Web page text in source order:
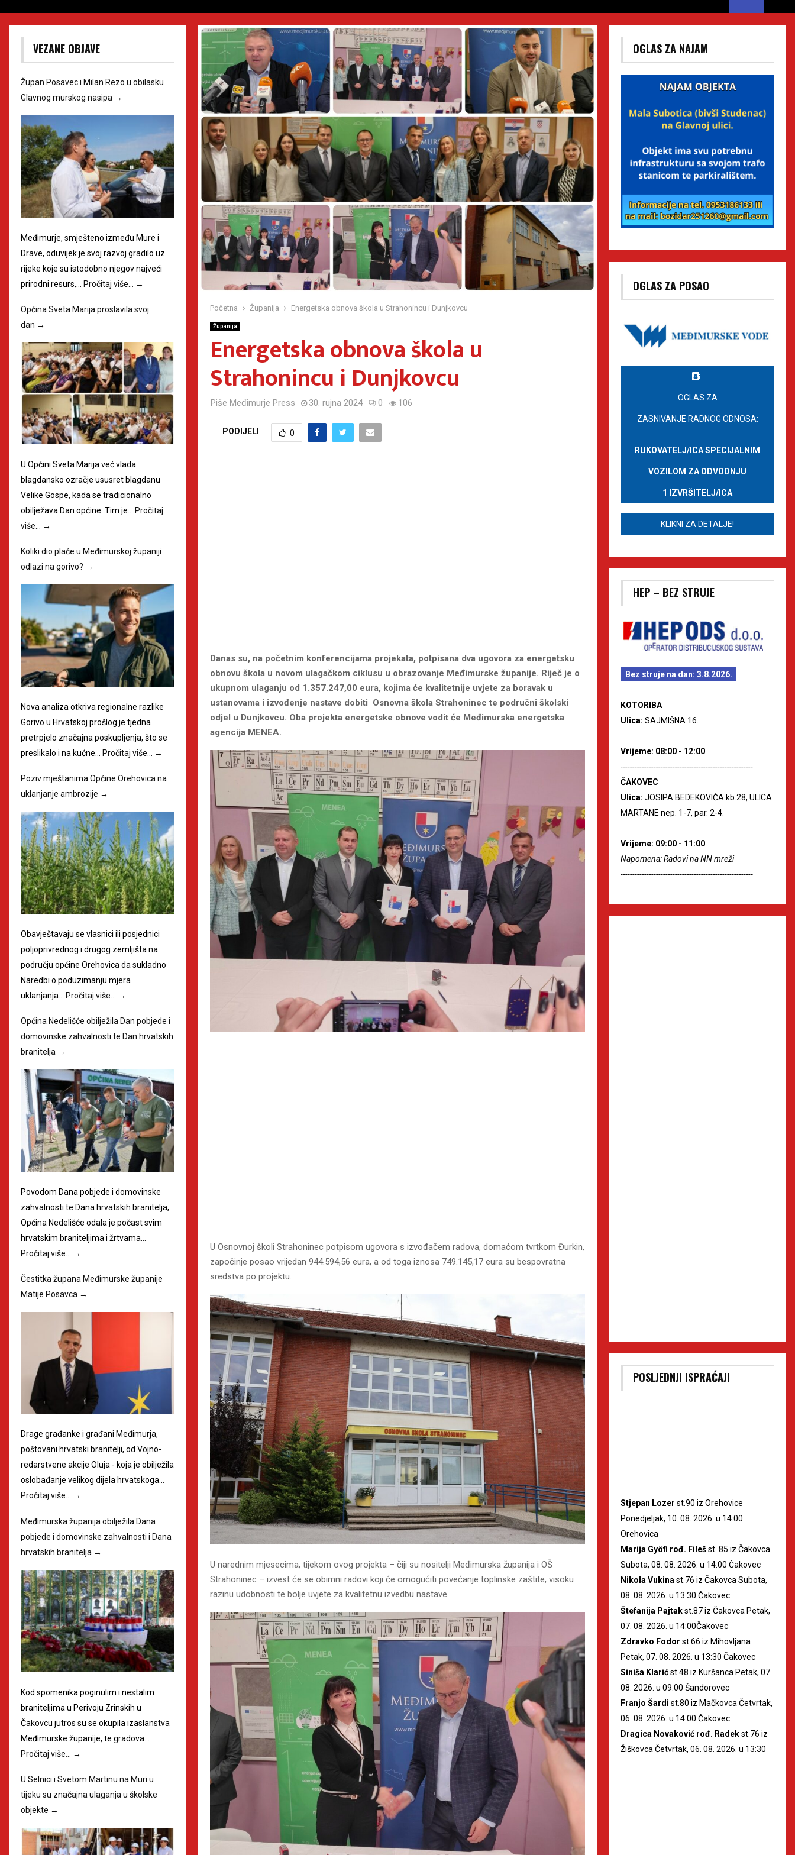
Početna Županija Energetska obnova škola u Strahonincu i Dunjkovcu
Županija
Energetska obnova škola u
Strahonincu i Dunjkovcu
Piše Međimurje Press 30. rujna 2024 0 106
PODIJELI 0
Danas su, na početnim konferencijama projekata, potpisana dva ugovora za energetsku
obnovu škola u novom ulagačkom ciklusu u obrazovanje Međimurske županije. Riječ je o
ukupnom ulaganju od 1.357.247,00 eura, kojima će kvalitetnije uvjete za boravak u
ustanovama i izvođenje nastave dobiti Osnovna škola Strahoninec te područni školski
odjel u Dunjkovcu. Oba projekta energetske obnove vodit će Međimurska energetska
agencija MENEA.
U Osnovnoj školi Strahoninec potpisom ugovora s izvođačem radova, domaćom tvrtkom Đurkin,
započinje posao vrijedan 944.594,56 eura, a od toga iznosa 749.145,17 eura su bespovratna
sredstva po projektu.
U narednim mjesecima, tijekom ovog projekta – čiji su nositelji Međimurska županija i OŠ
Strahoninec – izvest će se obimni radovi koji će omogućiti povećanje toplinske zaštite, visoku
razinu udobnosti te bolje uvjete za kvalitetnu izvedbu nastave.
VEZANE OBJAVE
Župan Posavec i Milan Rezo u obilasku
Glavnog murskog nasipa →
Međimurje, smješteno između Mure i
Drave, oduvijek je svoj razvoj gradilo uz
rijeke koje su istodobno njegov najveći
prirodni resurs,…
Pročitaj više… →
Općina Sveta Marija proslavila svoj
dan →
U Općini Sveta Marija već vlada
blagdansko ozračje ususret blagdanu
Velike Gospe, kada se tradicionalno
obilježava Dan općine. Tim je… Pročitaj
više… →
Koliki dio plaće u Međimurskoj županiji
odlazi na gorivo? →
Nova analiza otkriva regionalne razlike
Gorivo u Hrvatskoj prošlog je tjedna
pretrpjelo značajna poskupljenja, što se
preslikalo i na kućne…
Pročitaj više… →
Poziv mještanima Općine Orehovica na
uklanjanje ambrozije →
Obavještavaju se vlasnici ili posjednici
poljoprivrednog i drugog zemljišta na
području općine Orehovica da sukladno
Naredbi o poduzimanju mjera
uklanjanja…
Pročitaj više… →
Općina Nedelišće obilježila Dan pobjede i
domovinske zahvalnosti te Dan hrvatskih
branitelja →
Povodom Dana pobjede i domovinske
zahvalnosti te Dana hrvatskih branitelja,
Općina Nedelišće odala je počast svim
hrvatskim braniteljima i žrtvama…
Pročitaj više…
→
Čestitka župana Međimurske županije
Matije Posavca →
Drage građanke i građani Međimurja,
poštovani hrvatski branitelji, od Vojno-
redarstvene akcije Oluja - koja je obilježila
oslobađanje velikog dijela hrvatskoga…
Pročitaj više… →
Međimurska županija obilježila Dana
pobjede i domovinske zahvalnosti i Dana
hrvatskih branitelja →
Kod spomenika poginulim i nestalim
braniteljima u Perivoju Zrinskih u
Čakovcu jutros su se okupila izaslanstva
Međimurske županije, te gradova…
Pročitaj više…
→
U Selnici i Svetom Martinu na Muri u
tijeku su značajna ulaganja u školske
objekte →
OGLAS ZA NAJAM
OGLAS ZA POSAO
OGLAS ZA
ZASNIVANJE RADNOG ODNOSA:
RUKOVATELJ/ICA SPECIJALNIM
VOZILOM ZA ODVODNJU
1 IZVRŠITELJ/ICA
KLIKNI ZA DETALJE!
HEP – BEZ STRUJE
Bez struje na dan: 3.8.2026.
KOTORIBA
Ulica: SAJMIŠNA 16.
Vrijeme: 08:00 - 12:00
--------------------------------------------------------
ČAKOVEC
Ulica: JOSIPA BEDEKOVIĆA kb.28, ULICA
MARTANE nep. 1-7, par. 2-4.
Vrijeme: 09:00 - 11:00
Napomena: Radovi na NN mreži
--------------------------------------------------------
POSLJEDNJI ISPRAĆAJI
Stjepan Lozer st.90 iz Orehovice
Ponedjeljak, 10. 08. 2026. u 14:00
Orehovica
Marija Gyöfi rođ. Filešst. 85 iz Čakovca
Subota, 08. 08. 2026. u 14:00 Čakovec
Nikola Vukina st.76 iz Čakovca Subota,
08. 08. 2026. u 13:30 Čakovec
Štefanija Pajtakst.87 iz Čakovca Petak,
07. 08. 2026. u 14:00Čakovec
Zdravko Fodor st.66 iz Mihovljana
Petak, 07. 08. 2026. u 13:30 Čakovec
Siniša Klarićst.48 iz Kuršanca Petak, 07.
08. 2026. u 09:00 Šandorovec
Franjo Šardi st.80 iz Mačkovca Četvrtak,
06. 08. 2026. u 14:00 Čakovec
Dragica Novaković rođ. Radekst.76 iz
Žiškovca Četvrtak, 06. 08. 2026. u 13:30